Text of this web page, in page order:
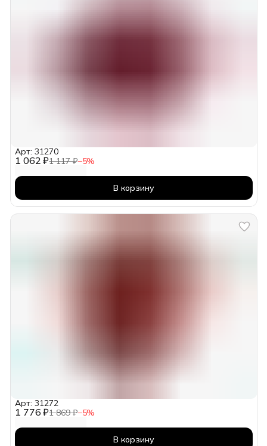
1 062 ₽1 117 ₽−5%
Арт: 31270
В корзину
1 776 ₽1 869 ₽−5%
Арт: 31272
В корзину